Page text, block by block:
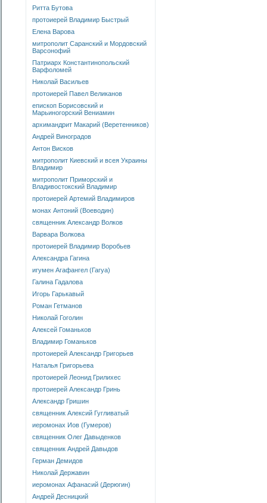
Ритта Бутова
протоиерей Владимир Быстрый
Елена Варова
митрополит Саранский и Мордовский
Варсонофий
Патриарх Константинопольский
Варфоломей
Николай Васильев
протоиерей Павел Великанов
епископ Борисовский и
Марьиногорский Вениамин
архимандрит Макарий (Веретенников)
Андрей Виноградов
Антон Висков
митрополит Киевский и всея Украины
Владимир
митрополит Приморский и
Владивостокский Владимир
протоиерей Артемий Владимиров
монах Антоний (Воеводин)
священник Александр Волков
Варвара Волкова
протоиерей Владимир Воробьев
Александра Гагина
игумен Агафангел (Гагуа)
Галина Гадалова
Игорь Гарькавый
Роман Гетманов
Николай Гоголин
Алексей Гоманьков
Владимир Гоманьков
протоиерей Александр Григорьев
Наталья Григорьева
протоиерей Леонид Грилихес
протоиерей Александр Гринь
Александр Гришин
священник Алексий Гугливатый
иеромонах Иов (Гумеров)
священник Олег Давыденков
священник Андрей Давыдов
Герман Демидов
Николай Державин
иеромонах Афанасий (Дерюгин)
Андрей Десницкий